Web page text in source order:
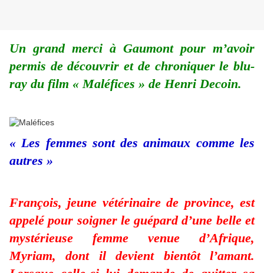
Un grand merci à Gaumont pour m’avoir
permis de découvrir et de chroniquer le blu-
ray du film « Maléfices » de Henri Decoin.
« Les femmes sont des animaux comme les
autres »
François, jeune vétérinaire de province, est
appelé pour soigner le guépard d’une belle et
mystérieuse femme venue d’Afrique,
Myriam, dont il devient bientôt l’amant.